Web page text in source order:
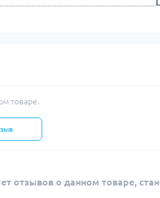
товаре.
отзывов о данном товаре,